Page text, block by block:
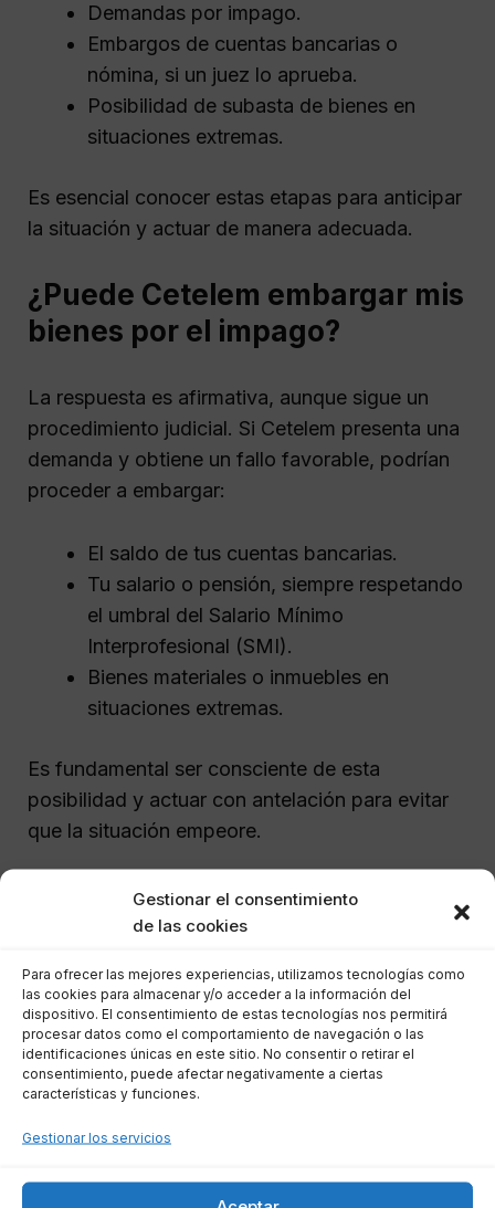
Gestionar el consentimiento
de las cookies
Para ofrecer las mejores experiencias, utilizamos tecnologías como
las cookies para almacenar y/o acceder a la información del
dispositivo. El consentimiento de estas tecnologías nos permitirá
procesar datos como el comportamiento de navegación o las
identificaciones únicas en este sitio. No consentir o retirar el
consentimiento, puede afectar negativamente a ciertas
características y funciones.
Gestionar los servicios
Demandas por impago.
Embargos de cuentas bancarias o
nómina, si un juez lo aprueba.
Posibilidad de subasta de bienes en
situaciones extremas.
Es esencial conocer estas etapas para anticipar
la situación y actuar de manera adecuada.
¿Puede Cetelem embargar mis
bienes por el impago?
La respuesta es afirmativa, aunque sigue un
procedimiento judicial. Si Cetelem presenta una
demanda y obtiene un fallo favorable, podrían
proceder a embargar:
El saldo de tus cuentas bancarias.
Tu salario o pensión, siempre respetando
el umbral del Salario Mínimo
Interprofesional (SMI).
Bienes materiales o inmuebles en
situaciones extremas.
Es fundamental ser consciente de esta
posibilidad y actuar con antelación para evitar
que la situación empeore.
Acumulación de intereses y
sus efectos
El impago de un préstamo tiene implicaciones
más allá del daño a tu historial crediticio.
También resulta en la acumulación de intereses,
lo que puede aumentar significativamente la
Intereses remuneratorios:Aplicados